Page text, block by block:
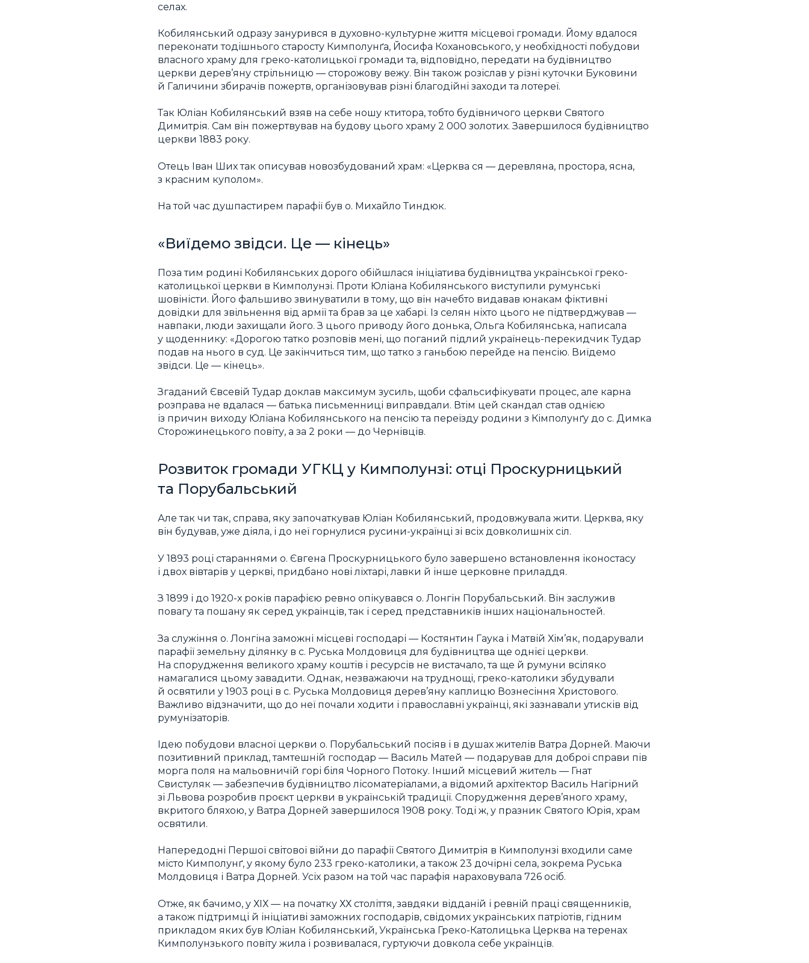
селах.
Кобилянський одразу занурився в духовно-культурне життя місцевої громади. Йому вдалося
переконати тодішнього старосту Кимполунґа, Йосифа Кохановського, у необхідності побудови
власного храму для греко-католицької громади та, відповідно, передати на будівництво
церкви дерев’яну стрільницю — сторожову вежу. Він також розіслав у різні куточки Буковини
й Галичини збирачів пожертв, організовував різні благодійні заходи та лотереї.
Так Юліан Кобилянський взяв на себе ношу ктитора, тобто будівничого церкви Святого
Димитрія. Сам він пожертвував на будову цього храму 2 000 золотих. Завершилося будівництво
церкви 1883 року.
Отець Іван Ших так описував новозбудований храм: «Церква ся — деревляна, простора, ясна,
з красним куполом».
На той час душпастирем парафії був о. Михайло Тиндюк.
«Виїдемо звідси. Це — кінець»
Поза тим родині Кобилянських дорого обійшлася ініціатива будівництва української греко-
католицької церкви в Кимполунзі. Проти Юліана Кобилянського виступили румунські
шовіністи. Його фальшиво звинуватили в тому, що він начебто видавав юнакам фіктивні
довідки для звільнення від армії та брав за це хабарі. Із селян ніхто цього не підтверджував —
навпаки, люди захищали його. З цього приводу його донька, Ольга Кобилянська, написала
у щоденнику: «Дорогою татко розповів мені, що поганий підлий українець-перекидчик Тудар
подав на нього в суд. Це закінчиться тим, що татко з ганьбою перейде на пенсію. Виїдемо
звідси. Це — кінець».
Згаданий Євсевій Тудар доклав максимум зусиль, щоби сфальсифікувати процес, але карна
розправа не вдалася — батька письменниці виправдали. Втім цей скандал став однією
із причин виходу Юліана Кобилянського на пенсію та переїзду родини з Кімполунґу до с. Димка
Сторожинецького повіту, а за 2 роки — до Чернівців.
Розвиток громади УГКЦ у Кимполунзі: отці Проскурницький
та Порубальський
Але так чи так, справа, яку започаткував Юліан Кобилянський, продовжувала жити. Церква, яку
він будував, уже діяла, і до неї горнулися русини-українці зі всіх довколишніх сіл.
У 1893 році стараннями о. Євгена Проскурницького було завершено встановлення іконостасу
і двох вівтарів у церкві, придбано нові ліхтарі, лавки й інше церковне приладдя.
З 1899 і до 1920-х років парафією ревно опікувався о. Лонгін Порубальський. Він заслужив
повагу та пошану як серед українців, так і серед представників інших національностей.
За служіння о. Лонгіна заможні місцеві господарі — Костянтин Гаука і Матвій Хім’як, подарували
парафії земельну ділянку в с. Руська Молдовиця для будівництва ще однієї церкви.
На спорудження великого храму коштів і ресурсів не вистачало, та ще й румуни всіляко
намагалися цьому завадити. Однак, незважаючи на труднощі, греко-католики збудували
й освятили у 1903 році в с. Руська Молдовиця дерев’яну каплицю Вознесіння Христового.
Важливо відзначити, що до неї почали ходити і православні українці, які зазнавали утисків від
румунізаторів.
Ідею побудови власної церкви о. Порубальський посіяв і в душах жителів Ватра Дорней. Маючи
позитивний приклад, тамтешній господар — Василь Матей — подарував для доброї справи пів
морга поля на мальовничій горі біля Чорного Потоку. Інший місцевий житель — Гнат
Свистуляк — забезпечив будівництво лісоматеріалами, а відомий архітектор Василь Нагірний
зі Львова розробив проєкт церкви в українській традиції. Спорудження дерев’яного храму,
вкритого бляхою, у Ватра Дорней завершилося 1908 року. Тоді ж, у празник Святого Юрія, храм
освятили.
Напередодні Першої світової війни до парафії Святого Димитрія в Кимполунзі входили саме
місто Кимполунґ, у якому було 233 греко-католики, а також 23 дочірні села, зокрема Руська
Молдовиця і Ватра Дорней. Усіх разом на той час парафія нараховувала 726 осіб.
Отже, як бачимо, у ХІХ — на початку ХХ століття, завдяки відданій і ревній праці священників,
а також підтримці й ініціативі заможних господарів, свідомих українських патріотів, гідним
прикладом яких був Юліан Кобилянський, Українська Греко-Католицька Церква на теренах
Кимполунзького повіту жила і розвивалася, гуртуючи довкола себе українців.